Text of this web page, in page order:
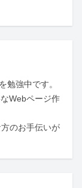
勉強中です。
Webページ作
のお手伝いが